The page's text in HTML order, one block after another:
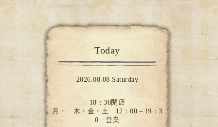
Today
2026.08.08 Saturday
18：30閉店
月・ 木・金・土 12：00～19：3
0 営業